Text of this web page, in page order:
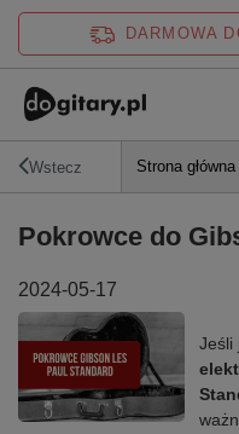
DARMOWA
Wstecz Strona główna
Pokrowce do
2024-05-17
Jeśli